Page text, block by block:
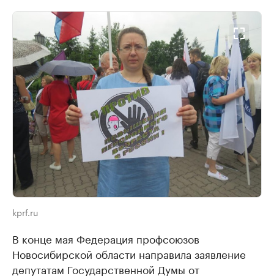
kprf.ru
В конце мая Федерация профсоюзов
Новосибирской области направила заявление
депутатам Государственной Думы от